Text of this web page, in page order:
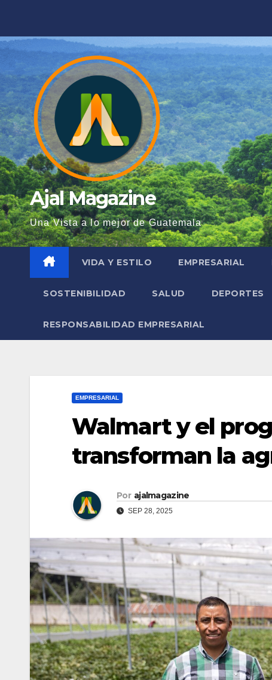
contenido
Ajal Magazine
Una Vista a lo mejor de Guatemala
VIDA Y ESTILO EMPRESARIAL
SOSTENIBILIDAD SALUD DEPORTES
RESPONSABILIDAD EMPRESARIAL
EMPRESARIAL
Walmart y el
transforman la
Por ajalmagazine
SEP 28, 2025